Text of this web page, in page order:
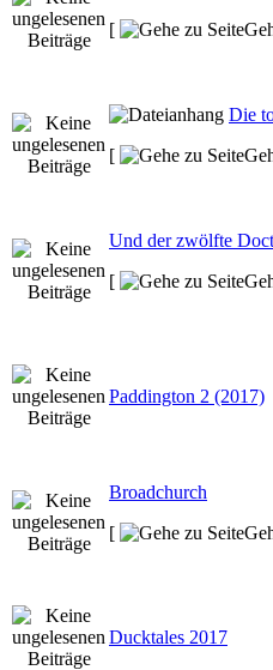
[
Die
[
Und der zwölfte
[
Paddington 2 (2017)
Broadchurch
[
Ducktales 2017